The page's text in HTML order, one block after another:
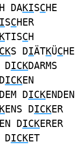
H DAKISCHE
SCHER
TISCH
S DIÄTKÜCHE
DICKDARMS
ICKEN
DICKENDEN
ENS DICKER
DICKERER
DICKET